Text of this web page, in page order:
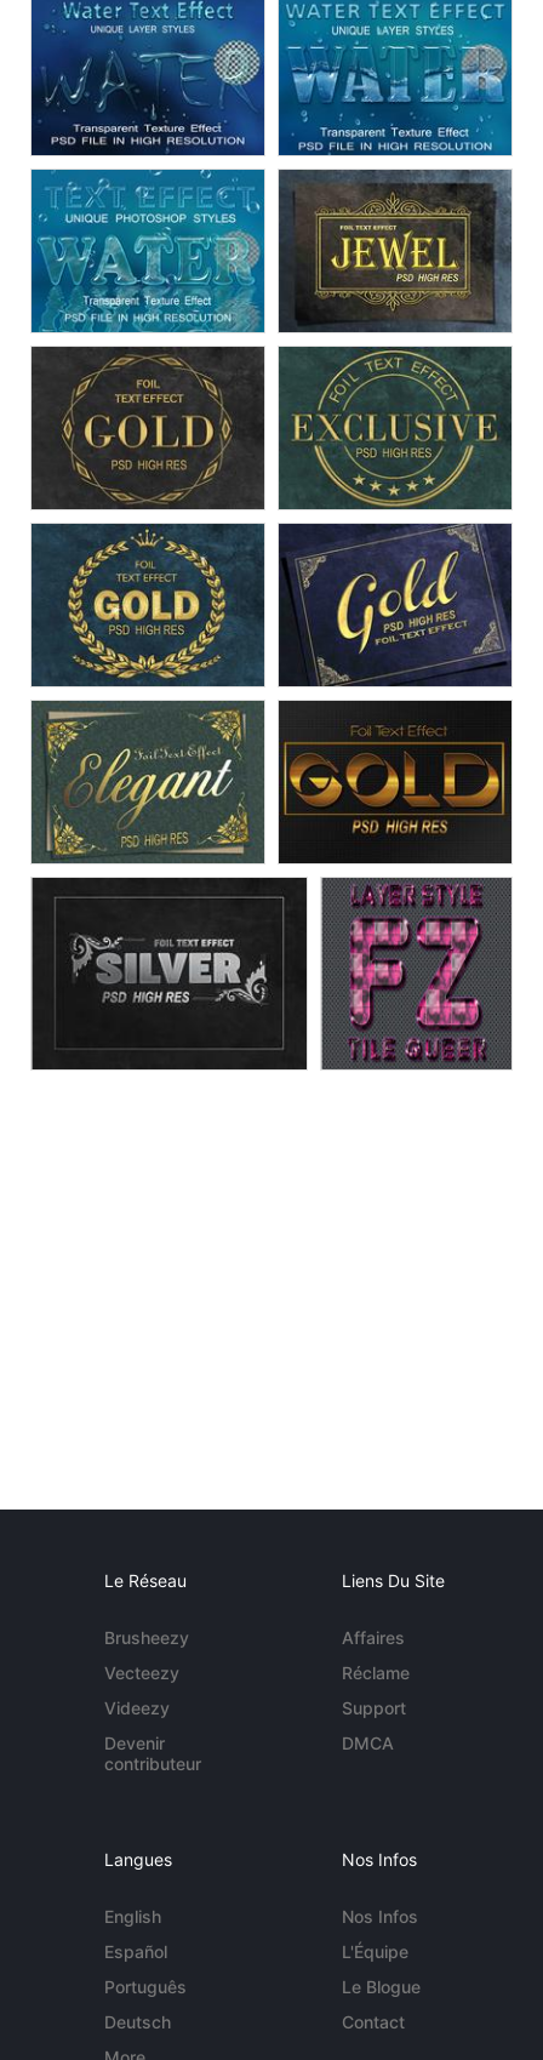
Le Réseau
Brusheezy
Vecteezy
Videezy
Devenir
contributeur
Liens Du Site
Affaires
Réclame
Support
DMCA
Langues
English
Español
Português
Deutsch
Nos Infos
Nos Infos
L'Équipe
Le Blogue
Contact